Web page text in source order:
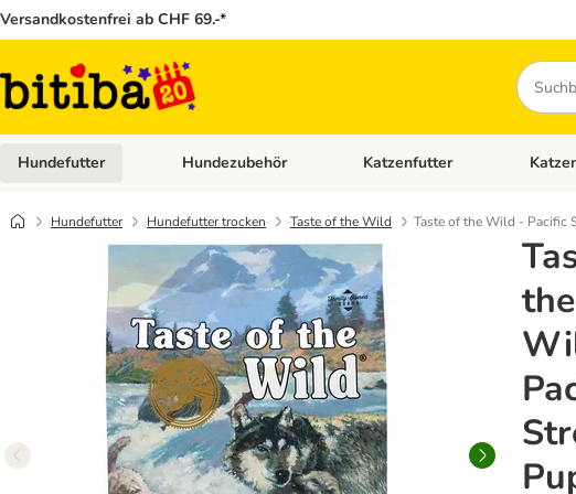
Versandkostenfrei ab CHF 69.-*
Suchen
Hundefutter Kategorie-Menü öffnen: Hundefutter
Hundezubehör Kategorie-Menü öffnen:
Katzenfutter
Hundefutter Hundefutter trocken Taste of the Wild Taste of the Wild - Pacific
the